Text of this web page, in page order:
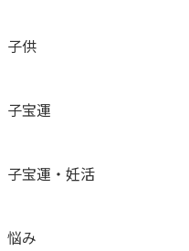
子供
子宝運
子宝運・妊活
悩み